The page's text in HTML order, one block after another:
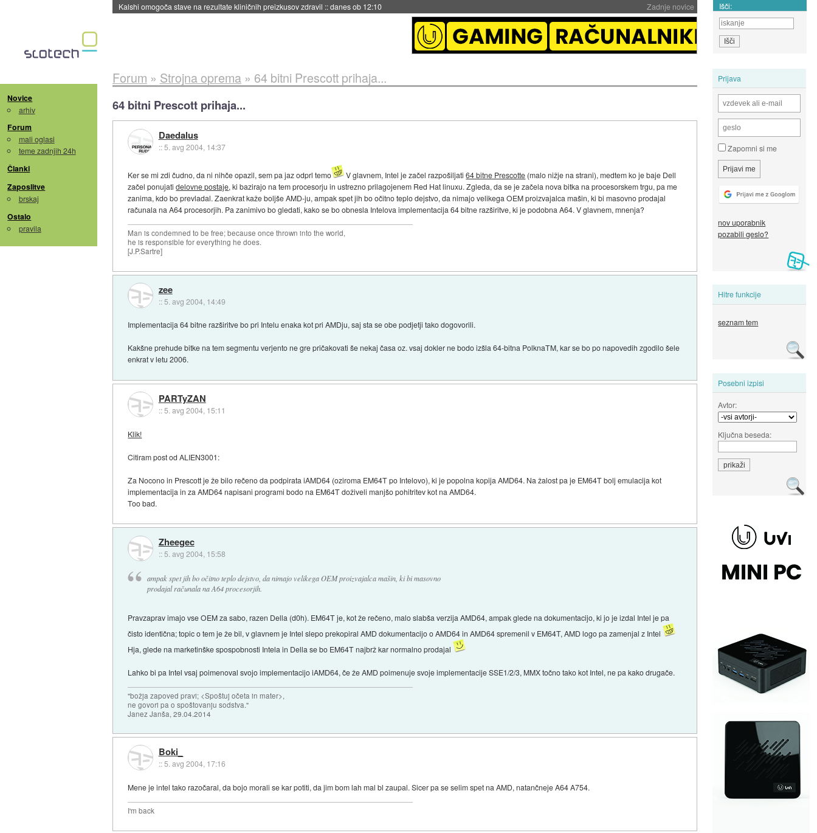
Zadnje novice
Sandisk že prodal več kot polovico SSD-jev za naslednji dve leti::danes ob 11:37 Išči:
Novice
arhiv
Forum
mali oglasi
teme zadnjih 24h
Članki
Zaposlitve
brskaj
Ostalo
pravila
Prijava
Zapomni si me
nov uporabnik
pozabili geslo?
Hitre funkcije
seznam tem
Posebni izpisi
Avtor:
Ključna beseda:
Forum » Strojna oprema» 64 bitni Prescott prihaja...
64 bitni Prescott prihaja...
Daedalus
::5. avg 2004, 14:37
Ker se mi zdi čudno, da ni nihče opazil, sem pa jaz odprl temo V glavnem, Intel je začel razpošiljati64 bitne Prescotte (malo nižje na strani), medtem ko je baje Dell
začel ponujatidelovne postaje, ki bazirajo na tem procesorju in ustrezno prilagojenem Red Hat linuxu. Zgleda, da se je začela nova bitka na procesorskem trgu, pa me
zanima, kdo bo prevladal. Zaenkrat kaže boljše AMD-ju, ampak spet jih bo očitno teplo dejstvo, da nimajo velikega OEM proizvajalca mašin, ki bi masovno prodajal
računala na A64 procesorjih. Pa zanimivo bo gledati, kako se bo obnesla Intelova implementacija 64 bitne razširitve, ki je podobna A64. V glavnem, mnenja?
Man is condemned to be free; because once thrown into the world,
he is responsible for everything he does.
[J.P.Sartre]
zee
:: 5. avg 2004, 14:49
Implementacija 64 bitne razširitve bo pri Intelu enaka kot pri AMDju, saj sta se obe podjetji tako dogovorili.
Kakšne prehude bitke na tem segmentu verjento ne gre pričakovati še nekaj časa oz. vsaj dokler ne bodo izšla 64-bitna PolknaTM, kar se bo po napovedih zgodilo šele
enkrat v letu 2006.
PARTyZAN
::5. avg 2004, 15:11
Klik!
Citiram post od ALIEN3001:
Za Nocono in Prescott je že bilo rečeno da podpirata iAMD64 (oziroma EM64T po Intelovo), ki je popolna kopija AMD64. Na žalost pa je EM64T bolj emulacija kot
implementacija in za AMD64 napisani programi bodo na EM64T doživeli manjšo pohitritev kot na AMD64.
Too bad.
Zheegec
:: 5. avg 2004, 15:58
ampak spet jih bo očitno teplo dejstvo, da nimajo velikega OEM proizvajalca mašin, ki bi masovno
prodajal računala na A64 procesorjih.
Pravzaprav imajo vse OEM za sabo, razen Della (d0h). EM64T je, kot že rečeno, malo slabša verzija AMD64, ampak glede na dokumentacijo, ki jo je izdal Intel je pa
čisto identična; topic o tem je že bil, v glavnem je Intel slepo prekopiral AMD dokumentacijo o AMD64 in AMD64 spremenil v EM64T, AMD logo pa zamenjal z Intel
Hja, glede na marketinške spospobnosti Intela in Della se bo EM64T najbrž kar normalno prodajal
Lahko bi pa Intel vsaj poimenoval svojo implementacijo iAMD64, če že AMD poimenuje svoje implementacije SSE1/2/3, MMX točno tako kot Intel, ne pa kako drugače.
"božja zapoved pravi; <Spoštuj očeta in mater>,
ne govori pa o spoštovanju sodstva."
Janez Janša, 29.04.2014
Boki_
::5. avg 2004, 17:16
Mene je intel tako razočaral, da bojo morali se kar potiti, da jim bom lah mal bl zaupal. Sicer pa se selim spet na AMD, natančneje A64 A754.
I'm back